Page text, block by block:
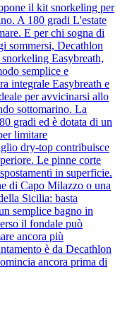
il kit snorkeling per
A 180 gradi L'estate
E per chi sogna di
sommersi, Decathlon
Easybreath,
semplice e
integrale Easybreath e
per avvicinarsi allo
sottomarino. La
gradi ed è dotata di un
limitare
dry-top contribuisce
Le pinne corte
in superficie.
di Capo Milazzo o una
Sicilia: basta
semplice bagno in
il fondale può
ancora più
è da Decathlon
ancora prima di